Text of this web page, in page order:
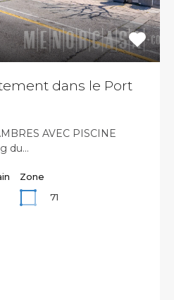
dans le Port
AVEC PISCINE
du…
Zone
71